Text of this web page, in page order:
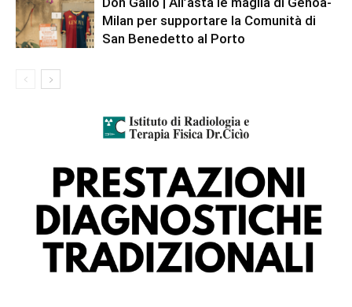
Milan per supportare la Comunità di
San Benedetto al Porto